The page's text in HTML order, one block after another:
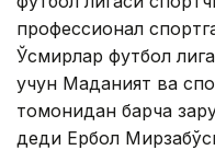
профессионал
Ўсмирлар футбол
учун Маданият ва
томонидан барча
деди Ербол